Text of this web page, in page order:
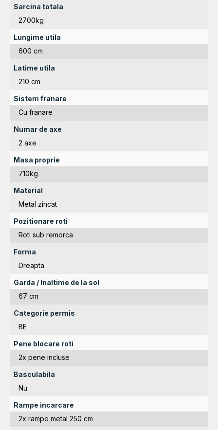
Sarcina totala
2700kg
Lungime utila
600 cm
Latime utila
210 cm
Sistem franare
Cu franare
Numar de axe
2 axe
Masa proprie
710kg
Material
Metal zincat
Pozitionare roti
Roti sub remorca
Forma
Dreapta
Garda / Inaltime de la sol
67 cm
Categorie permis
BE
Pene blocare roti
2x pene incluse
Basculabila
Nu
Rampe incarcare
2x rampe metal 250 cm